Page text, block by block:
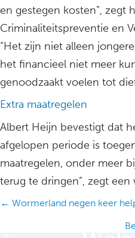
en gestegen kosten”, zegt
Criminaliteitspreventie en
“Het zijn niet alleen
het financieel niet meer
genoodzaakt voelen tot
Extra maatregelen
Albert Heijn bevestigt dat
afgelopen periode is
maatregelen, onder meer
terug te dringen”, zegt
Posts
← Wormerland negen keer